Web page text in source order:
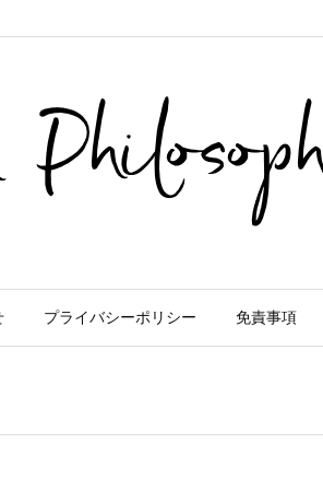
プライバシーポリシー 免責事項